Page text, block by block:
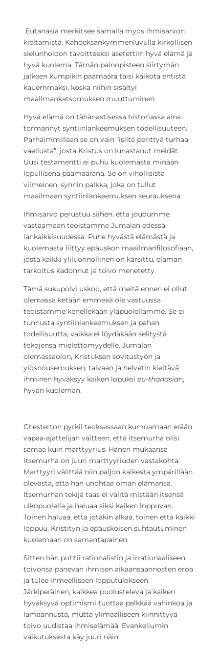
Eutanasia merkitsee samalla myös ihmisarvon
kieltämistä. Kahdeksankymmenluvulla kirkollisen
sielunhoidon tavoitteeksi asetettiin hyvä elämä ja
hyvä kuolema. Tämän painopisteen siirtymän
jälkeen kumpikin päämäärä taisi kaikota entistä
kauemmaksi, koska niihin sisältyi
maailmankatsomuksen muuttuminen.
Hyvä elämä on tähänastisessa historiassa aina
törmännyt syntiinlankeemuksen todellisuuteen.
Parhaimmillaan se on vain ”isiltä perittyä turhaa
vaellusta”, josta Kristus on lunastanut meidät.
Uusi testamentti ei puhu kuolemasta minään
lopullisena päämääränä. Se on vihollisista
viimeinen, synnin palkka, joka on tullut
maailmaan syntiinlankeemuksen seurauksena.
Ihmisarvo perustuu siihen, että joudumme
vastaamaan teoistamme Jumalan edessä
iankaikkisuudessa. Puhe hyvästä elämästä ja
kuolemasta liittyy epäuskon maailmanfilosofiaan,
josta kaikki yliluonnollinen on karsittu, elämän
tarkoitus kadonnut ja toivo menetetty.
Tämä sukupolvi uskoo, että meitä ennen ei ollut
olemassa ketään emmekä ole vastuussa
teoistamme kenellekään yläpuolellamme. Se ei
tunnusta syntiinlankeemuksen ja pahan
todellisuutta, vaikka ei löydäkään selitystä
tekojensa mielettömyydelle. Jumalan
olemassaolon, Kristuksen sovitustyön ja
ylösnousemuksen, taivaan ja helvetin kieltävä
ihminen hyväksyy kaiken lopuksi eu-thanasian,
hyvän kuoleman.
Chesterton pyrkii teoksessaan kumoamaan erään
vapaa-ajattelijan väitteen, että itsemurha olisi
samaa kuin marttyyrius. Hänen mukaansa
itsemurha on juuri marttyyriuden vastakohta.
Marttyyri välittää niin paljon kaikesta ympärillään
olevasta, että hän unohtaa oman elämänsä.
Itsemurhan tekijä taas ei välitä mistään itsensä
ulkopuolella ja haluaa siksi kaiken loppuvan.
Toinen haluaa, että jotakin alkaa, toinen että kaikki
loppuu. Kristityn ja epäuskoisen suhtautuminen
kuolemaan on samantapainen.
Sitten hän pohtii rationalistin ja irrationaaliseen
toivonsa panevan ihmisen aikaansaannosten eroa
ja tulee ihmeelliseen lopputulokseen.
Järkiperäinen, kaikkea puolusteleva ja kaiken
hyväksyvä optimismi tuottaa pelkkää vahinkoa ja
lamaannusta, mutta ylimaalliseen kiinnittyvä
toivo uudistaa ihmiselämää. Evankeliumin
vaikutuksesta käy juuri näin.